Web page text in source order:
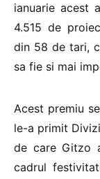
ianuarie acest
4.515 de
din 58 de tari,
sa fie si mai
Acest premiu
le-a primit
de care Gitzo
cadrul